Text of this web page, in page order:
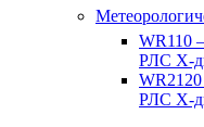
WR110
РЛС X-
РЛС X-